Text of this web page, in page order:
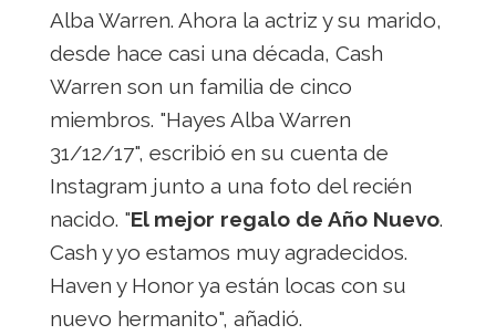
Alba Warren. Ahora la actriz y su marido,
desde hace casi una década, Cash
Warren son un familia de cinco
miembros. "Hayes Alba Warren
31/12/17", escribió en su cuenta de
Instagram junto a una foto del recién
nacido. "El mejor regalo de Año Nuevo.
Cash y yo estamos muy agradecidos.
Haven y Honor ya están locas con su
nuevo hermanito", añadió.